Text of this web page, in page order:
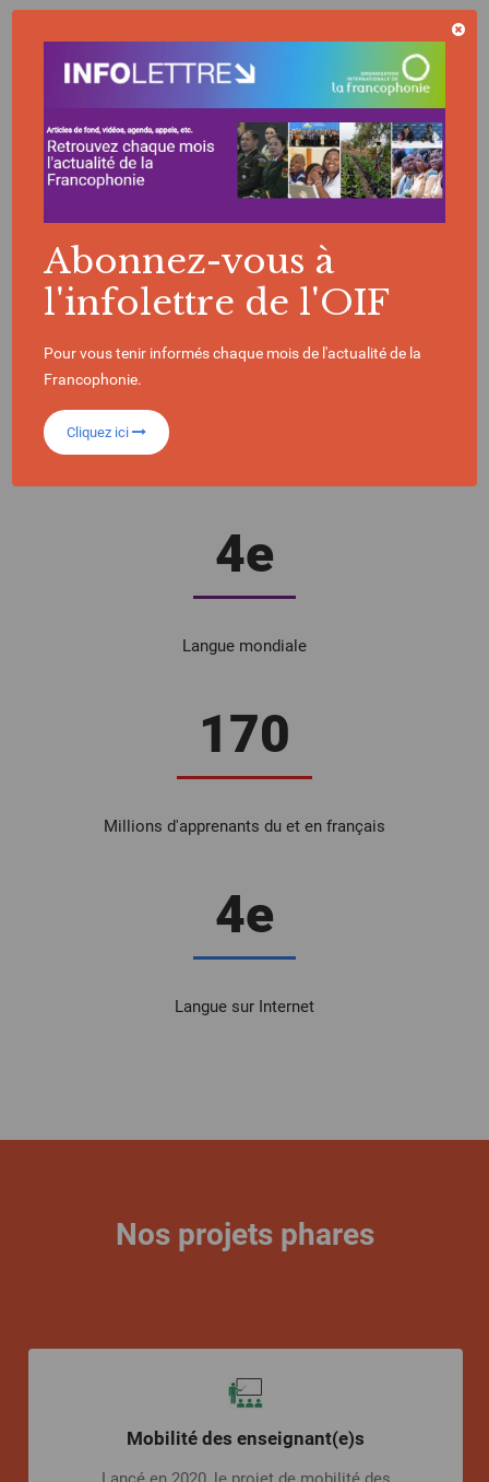
La Francophonie en chiffres
396
Millions de locuteurs
dans le monde
90
4e
Langue mondiale
170
Millions d'apprenants du et en français
4e
Langue sur Internet
Nos projets phares
Mobilité des enseignant(e)s
Abonnez-vous à
l'infolettre de l'OIF
Pour vous tenir informés chaque mois de l'actualité de la
Francophonie.
Cliquez ici